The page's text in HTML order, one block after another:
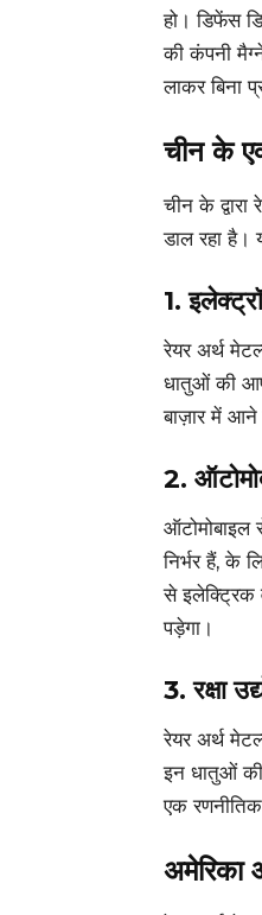
हो। डिफेंस
की कंपनी
लाकर बिना
चीन के
चीन के
डाल रहा है।
1.
रेयर अर्थ
धातुओं की
बाज़ार में
2.
ऑटोमोबाइल
निर्भर हैं, के
से इलेक्ट्रिक
पड़ेगा।
3.रक्षा
रेयर अर्थ
इन धातुओं की
एक
अमेरिका